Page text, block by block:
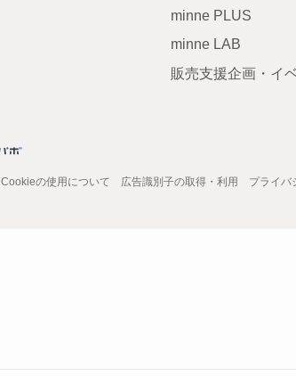
minne PLUS
minne LAB
販売支援企画・イ
Cookieの使用について 広告識別子の取得・利用 プライバ